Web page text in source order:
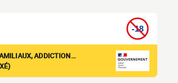
ADDICTION…